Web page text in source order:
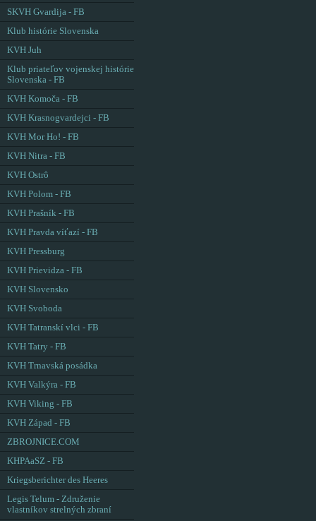
SKVH Gvardija - FB
Klub histórie Slovenska
KVH Juh
Klub priateľov vojenskej histórie
Slovenska - FB
KVH Komoča - FB
KVH Krasnogvardejci - FB
KVH Mor Ho! - FB
KVH Nitra - FB
KVH Ostrô
KVH Polom - FB
KVH Prašník - FB
KVH Pravda víťazí - FB
KVH Pressburg
KVH Prievidza - FB
KVH Slovensko
KVH Svoboda
KVH Tatranskí vlci - FB
KVH Tatry - FB
KVH Trnavská posádka
KVH Valkýra - FB
KVH Viking - FB
KVH Západ - FB
ZBROJNICE.COM
KHPAaSZ - FB
Kriegsberichter des Heeres
Legis Telum - Združenie
vlastníkov strelných zbraní